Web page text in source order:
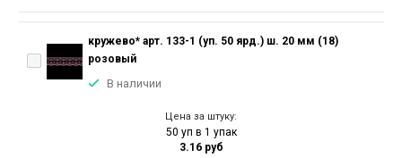
кружево* арт. 133-1 (уп. 50 ярд.) ш. 20 мм (18)
розовый
В наличии
Цена за штуку:
50 уп в 1 упак
3.16 руб